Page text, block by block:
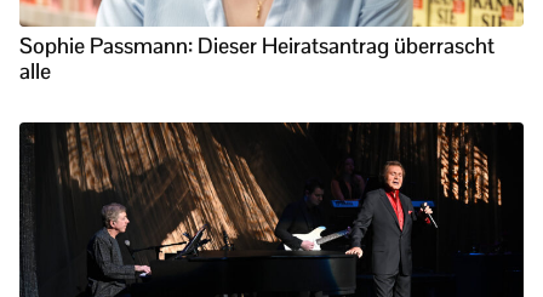
Sophie Passmann: Dieser Heiratsantrag überrascht
alle